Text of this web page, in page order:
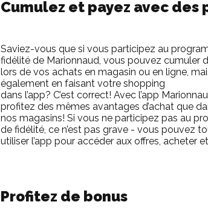
Cumulez et payez avec des
Saviez-vous que si vous participez au
fidélité de Marionnaud, vous pouvez cumuler
lors de vos achats en magasin ou en ligne,
également en faisant votre shopping
dans l’app? C’est correct! Avec l’app
profitez des mêmes avantages d’achat que
nos magasins! Si vous ne participez pas au
de fidélité, ce n’est pas grave - vous pouvez
utiliser l’app pour accéder aux offres, acheter
Profitez de bonus